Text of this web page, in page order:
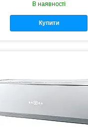
В наявності
Купити